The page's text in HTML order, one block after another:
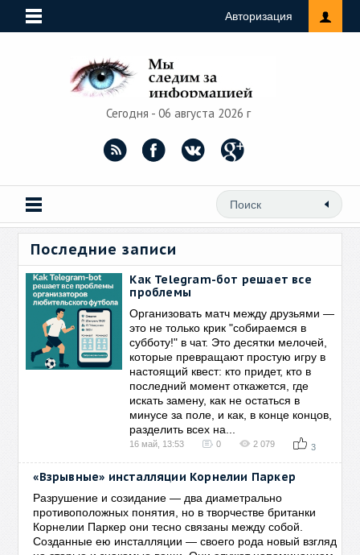
Авторизация
Сегодня - 06 августа 2026 г
Последние записи
Как Telegram-бот решает все
проблемы
Организовать матч между друзьями —
это не только крик "собираемся в
субботу!" в чат. Это десятки мелочей,
которые превращают простую игру в
настоящий квест: кто придет, кто в
последний момент откажется, где
искать замену, как не остаться в
минусе за поле, и как, в конце концов,
разделить всех на...
16 май, 13:53 0 2 079 3
«Взрывные» инсталляции Корнелии Паркер
Разрушение и созидание — два диаметрально
противоположных понятия, но в творчестве британки
Корнелии Паркер они тесно связаны между собой.
Созданные ею инсталляции — своего рода новый взгляд